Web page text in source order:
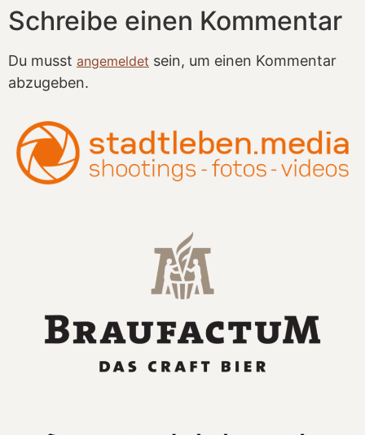
Schreibe einen Kommentar
Du musst angemeldet sein, um einen Kommentar
abzugeben.